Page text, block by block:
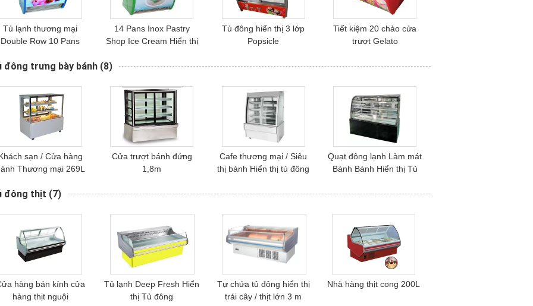
Tủ lạnh thương mại
Double Row 10 Pans
14 Pans Inox Pastry
Shop Ice Cream Hiển thị
Tủ đông hiển thị 3 lớp
Popsicle
Tiết kiệm 20 chảo cửa
trượt Gelato
đông trưng bày bánh (8)
sạn / Cửa hàng
Thương mại 269L
Cửa trượt bánh đứng
1,8m
Cafe thương mại / Siêu
thị bánh Hiển thị tủ đông
Quạt đông lạnh Làm mát
Bánh Bánh Hiển thị Tủ
đông thịt (7)
hàng bán kính cửa
hàng thịt nguội
Tủ lạnh Deep Fresh Hiển
thị Tủ đông
Tự chứa tủ đông hiển thị
trái cây / thịt lớn 3 m
Nhà hàng thịt cong 200L